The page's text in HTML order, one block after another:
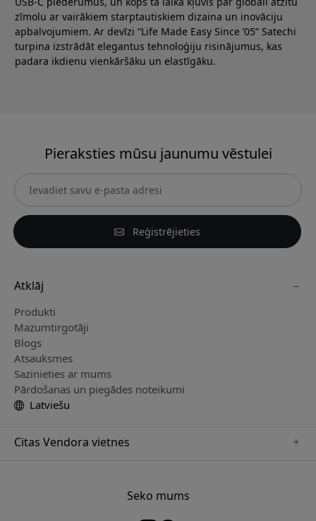
zīmolu ar vairākiem starptautiskiem dizaina un inovāciju
apbalvojumiem. Ar devīzi “Life Made Easy Since ’05” Satechi
turpina izstrādāt elegantus tehnoloģiju risinājumus, kas
padara ikdienu vienkāršāku un elastīgāku.
Pieraksties mūsu jaunumu vēstulei
Reģistrējieties
Atklāj
Produkti
Mazumtirgotāji
Blogs
Atsauksmes
Sazinieties ar mums
Pārdošanas un piegādes noteikumi
Latviešu
Citas Vendora vietnes
Seko mums